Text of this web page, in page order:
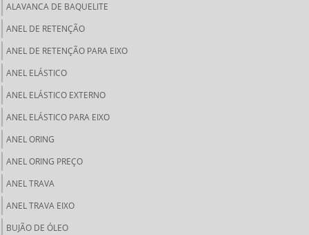
ALAVANCA DE BAQUELITE
ANEL DE RETENÇÃO
ANEL DE RETENÇÃO PARA EIXO
ANEL ELÁSTICO
ANEL ELÁSTICO EXTERNO
ANEL ELÁSTICO PARA EIXO
ANEL ORING
ANEL ORING PREÇO
ANEL TRAVA
ANEL TRAVA EIXO
BUJÃO DE ÓLEO